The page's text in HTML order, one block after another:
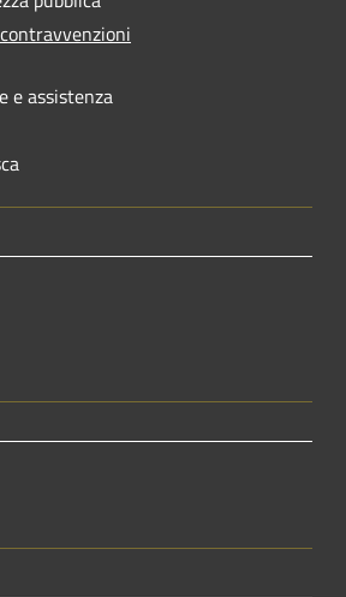
e assistenza